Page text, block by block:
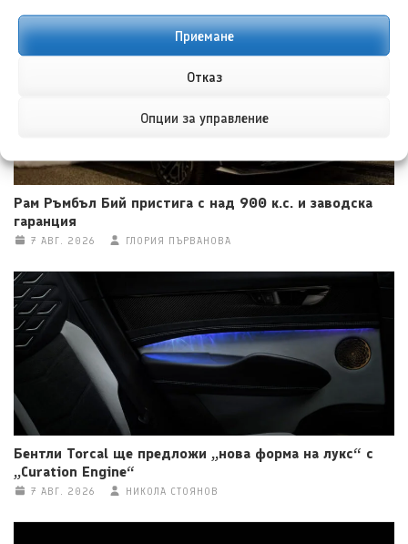
Приемане
Отказ
Опции за управление
Рам Ръмбъл Бий пристига с над 900 к.с. и заводска
гаранция
7 АВГ. 2026 ГЛОРИЯ ПЪРВАНОВА
Бентли Torcal ще предложи „нова форма на лукс“ с
„Curation Engine“
7 АВГ. 2026 НИКОЛА СТОЯНОВ